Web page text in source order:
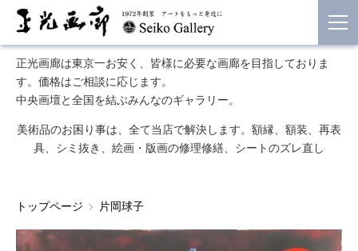
正光画廊は東京一お安く、皆様に必要な画廊を目指しておりま
す。価格はご相談に応じます。
中央画壇と全国を結ぶみんなのギャラリー。
美術品のお困り事は、全て当店で解決します。額縁、額装、再表
具、シミ抜き、絵画・版画の修理修繕、シートのズレ直し
トップページ 片岡球子